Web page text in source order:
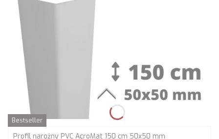
Bestseller
Profil narożny PVC AcroMat 150 cm 50x50 mm